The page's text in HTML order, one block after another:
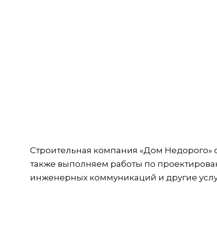
Строительная компания «Дом Недорого»
также выполняем работы по
инженерных коммуникаций и другие